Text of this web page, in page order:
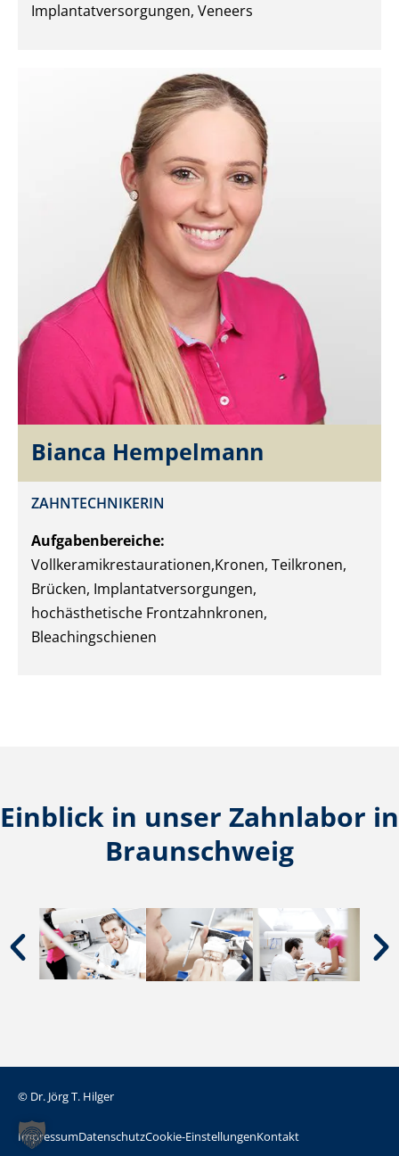
Implantatversorgungen, Veneers
Bianca Hempelmann
ZAHNTECHNIKERIN
Aufgabenbereiche:
Vollkeramikrestaurationen,Kronen, Teilkronen,
Brücken, Implantatversorgungen,
hochästhetische Frontzahnkronen,
Bleachingschienen
Einblick in unser Zahnlabor in
Braunschweig
© Dr. Jörg T. Hilger
ImpressumDatenschutzCookie-EinstellungenKontakt